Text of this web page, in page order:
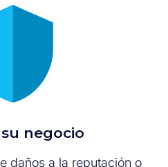
negocio
daños a la reputación o